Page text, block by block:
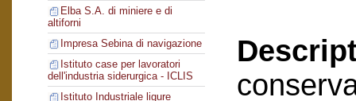
Elba S.A. di miniere e di
altiforni
Impresa Sebina di navigazione
Istituto case per lavoratori
dell'industria siderurgica - ICLIS
Istituto Industriale ligure